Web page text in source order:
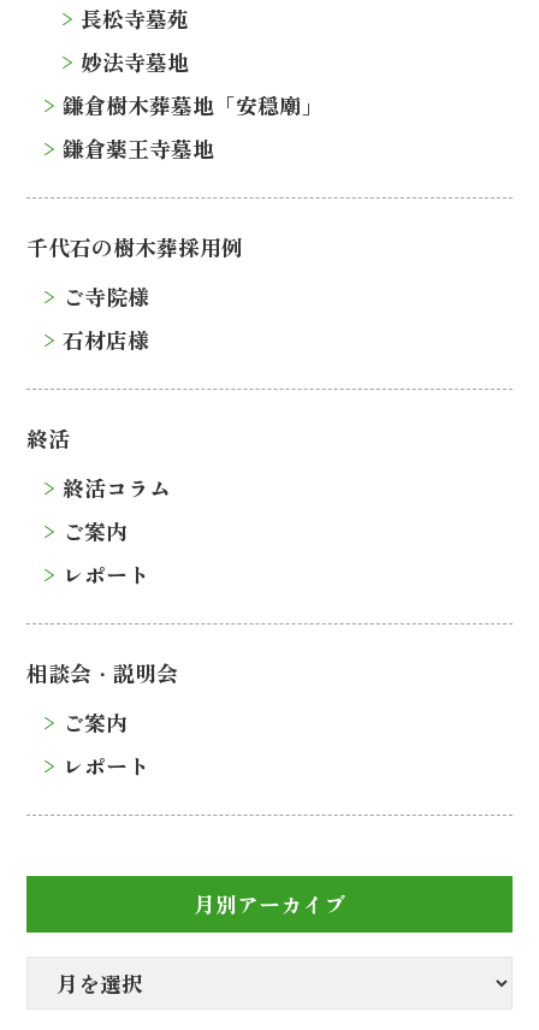
長松寺墓苑
妙法寺墓地
鎌倉樹木葬墓地「安穏廟」
鎌倉薬王寺墓地
千代石の樹木葬採用例
ご寺院様
石材店様
終活
終活コラム
ご案内
レポート
相談会・説明会
ご案内
レポート
月別アーカイブ